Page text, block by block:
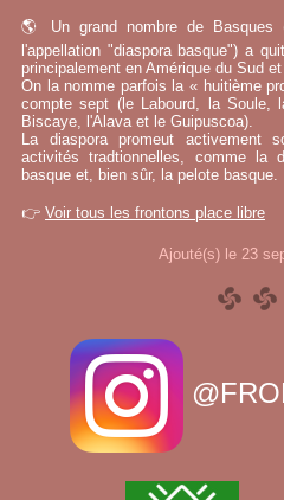
🌎 Un grand nombre de Basques
l'appellation "diaspora basque") a
principalement en Amérique du Sud
On la nomme parfois la « huitième
compte sept (le Labourd, la Soule,
Biscaye, l'Alava et le Guipuscoa).
La diaspora promeut activement
activités tradtionnelles, comme la
basque et, bien sûr, la pelote basque.
👉 Voir tous les frontons place libre
Ajouté(s) le 23